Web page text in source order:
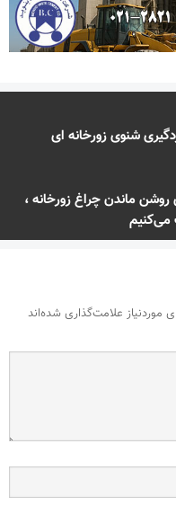
شنوی زورخانه ای
روشن ماندن چراغ زورخانه ،
می‌کنیم
علامت‌گذاری شده‌اند